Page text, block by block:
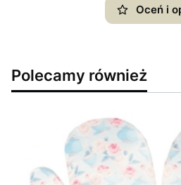
Oceń i
Polecamy również